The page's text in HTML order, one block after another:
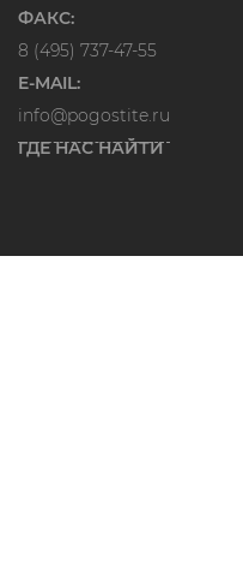
ФАКС:
8 (495) 737-47-55
E-MAIL:
info@pogostite.ru
ГДЕ НАС НАЙТИ